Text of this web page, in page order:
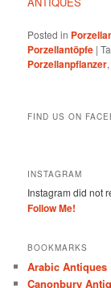
Posted in
Porzellantöpfe |
Porzellanpflanzer,
FIND US ON
INSTAGRAM
Instagram did not
Follow Me!
BOOKMARKS
Arabic Antiques
Canonbury